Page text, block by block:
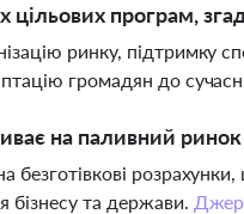
цільових програм,
ринку, підтримку
громадян до
на паливний ринок
безготівкові
бізнесу та держави.